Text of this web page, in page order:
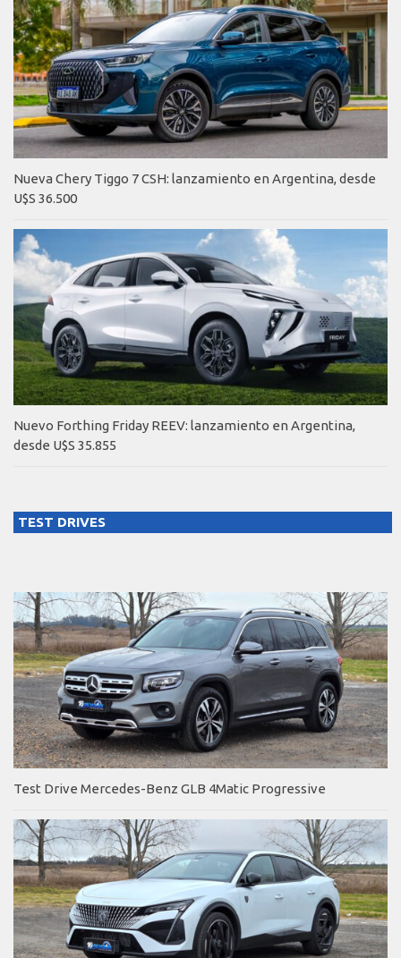
Nueva Chery Tiggo 7 CSH: lanzamiento en Argentina, desde
U$S 36.500
Nuevo Forthing Friday REEV: lanzamiento en Argentina,
desde U$S 35.855
TEST DRIVES
Test Drive Mercedes-Benz GLB 4Matic Progressive